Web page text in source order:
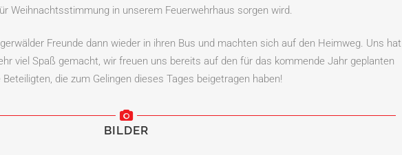
Weihnachtsstimmung in unserem Feuerwehrhaus sorgen wird.
Freunde dann wieder in ihren Bus und machten sich auf den Heimweg. Uns hat
viel Spaß gemacht, wir freuen uns bereits auf den für das kommende Jahr geplanten
die zum Gelingen dieses Tages beigetragen haben!
BILDER